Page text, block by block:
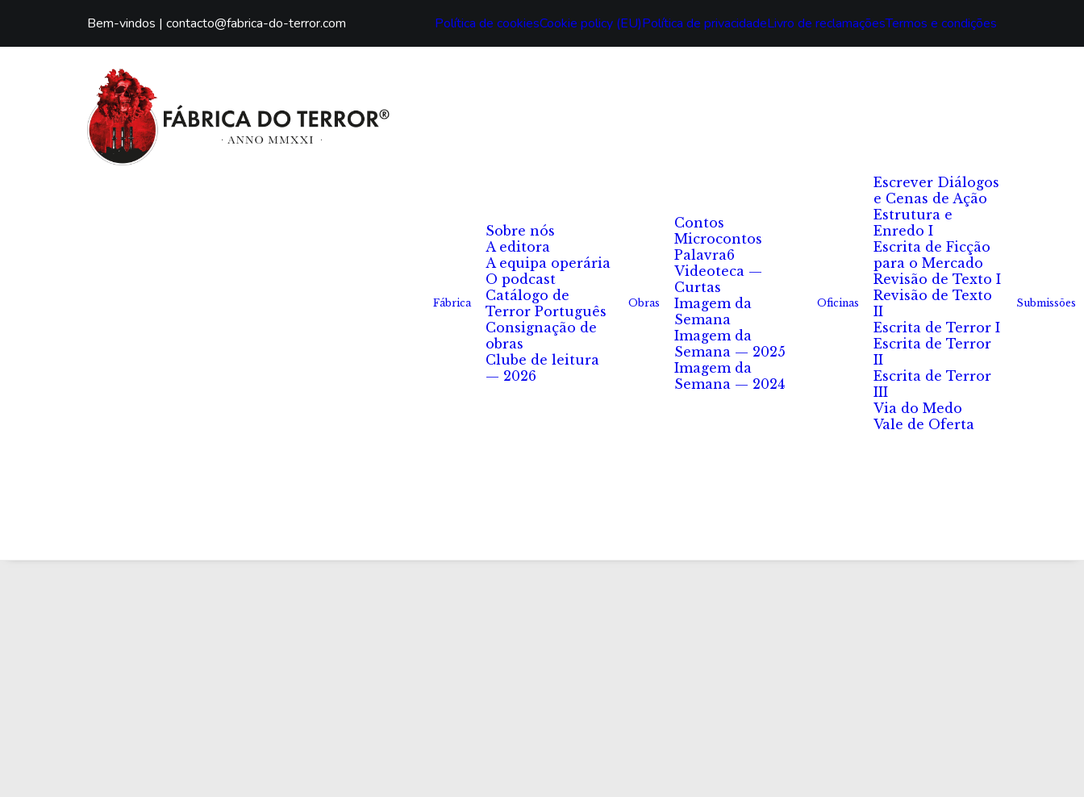
Bem-vindos | contacto@fabrica-do-terror.com Política de cookiesCookie policy (EU)Política de privacidadeLivro de reclamaçõesTermos e condições
Fábrica
Sobre nós
A editora
A equipa operária
O podcast
Catálogo de
Terror Português
Consignação de
obras
Clube de leitura
— 2026
Obras
Contos
Microcontos
Palavra6
Videoteca —
Curtas
Imagem da
Semana
Imagem da
Semana — 2025
Imagem da
Semana — 2024
Oficinas
Escrever Diálogos
e Cenas de Ação
Estrutura e
Enredo I
Escrita de Ficção
para o Mercado
Revisão de Texto I
Revisão de Texto
II
Escrita de Terror I
Escrita de Terror
II
Escrita de Terror
III
Via do Medo
Vale de Oferta
Submissões